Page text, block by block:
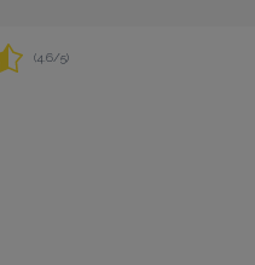
(4.6/5)